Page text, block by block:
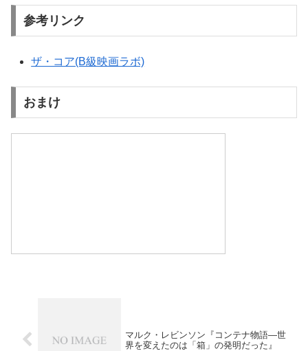
参考リンク
ザ・コア(B級映画ラボ)
おまけ
マルク・レビンソン『コンテナ物語―世
界を変えたのは「箱」の発明だった』